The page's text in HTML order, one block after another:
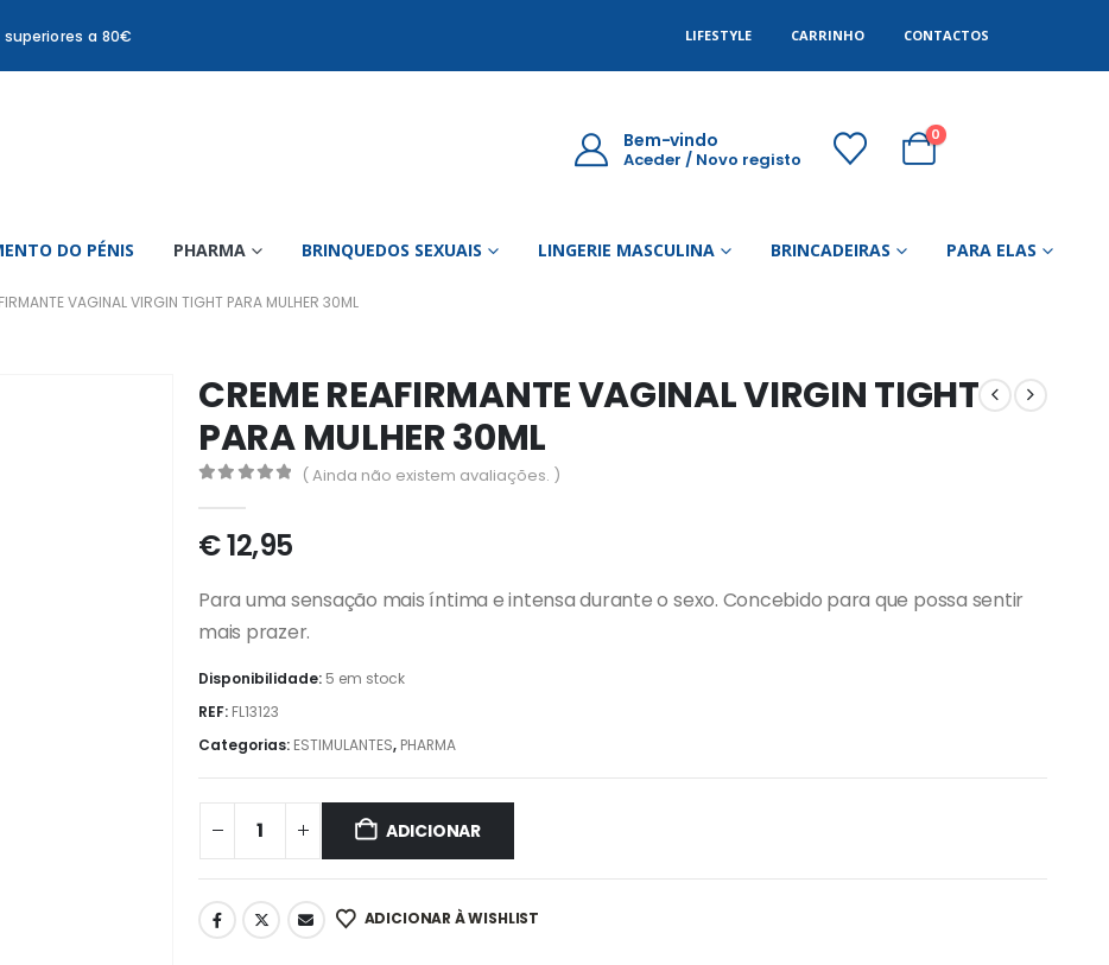
a 80€ LIFESTYLE CARRINHO CONTACTOS
Bem-vindo
Aceder / Novo registo
0
DO PÉNIS PHARMA BRINQUEDOS SEXUAIS LINGERIE MASCULINA BRINCADEIRAS PARA ELAS
VAGINAL VIRGIN TIGHT PARA MULHER 30ML
CREME REAFIRMANTE VAGINAL VIRGIN TIGHT
PARA MULHER 30ML
( Ainda não existem avaliações. )
€12,95
Para uma sensação mais íntima e intensa durante o sexo. Concebido para que possa sentir
mais prazer.
Disponibilidade: 5 em stock
REF: FL13123
Categorias: ESTIMULANTES, PHARMA
ADICIONAR
ADICIONAR À WISHLIST